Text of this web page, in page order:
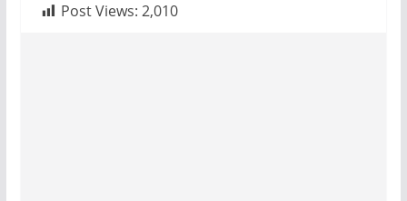
Post Views: 2,010